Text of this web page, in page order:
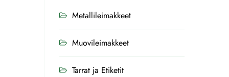
Metallileimakkeet
Muovileimakkeet
Tarrat ja Etiketit